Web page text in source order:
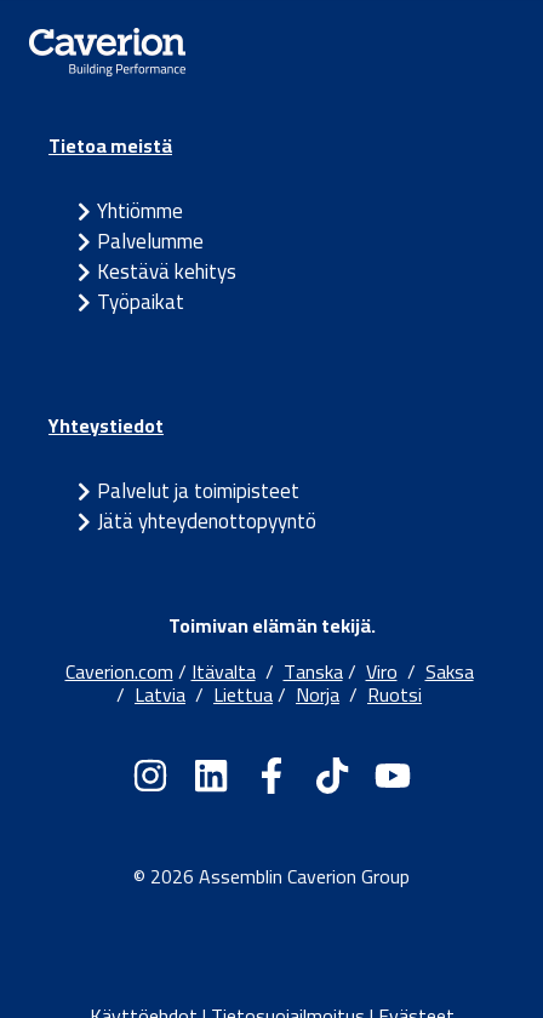
Tietoa meistä
Yhtiömme
Palvelumme
Kestävä kehitys
Työpaikat
Yhteystiedot
Palvelut ja toimipisteet
Jätä yhteydenottopyyntö
Toimivan elämän tekijä.
Caverion.com/Itävalta/Tanska/Viro/Saksa
/ Latvia / Liettua/ Norja / Ruotsi
© 2026 Assemblin Caverion Group